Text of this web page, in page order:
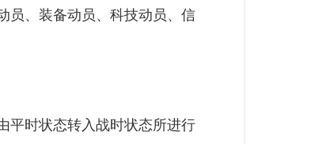
、装备动员、科技动员、信
时状态转入战时状态所进行